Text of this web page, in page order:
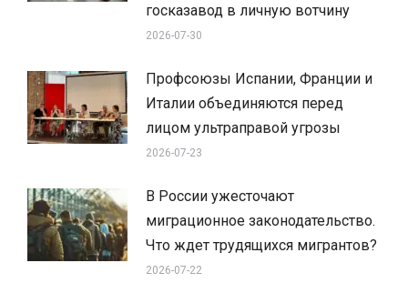
госказавод в личную вотчину
2026-07-30
Профсоюзы Испании, Франции и
Италии объединяются перед
лицом ультраправой угрозы
2026-07-23
В России ужесточают
миграционное законодательство.
Что ждет трудящихся мигрантов?
2026-07-22